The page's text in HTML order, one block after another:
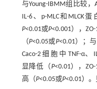
与Young-IBMM组比较，
IL-6、p-MLC和MLCK
P<0.01或P<0.001），
（P<0.05或P<0.01）；
Caco-2 细 胞 中 TNF-α、
显降低（P<0.01），
高（P<0.05或P<0.01）。